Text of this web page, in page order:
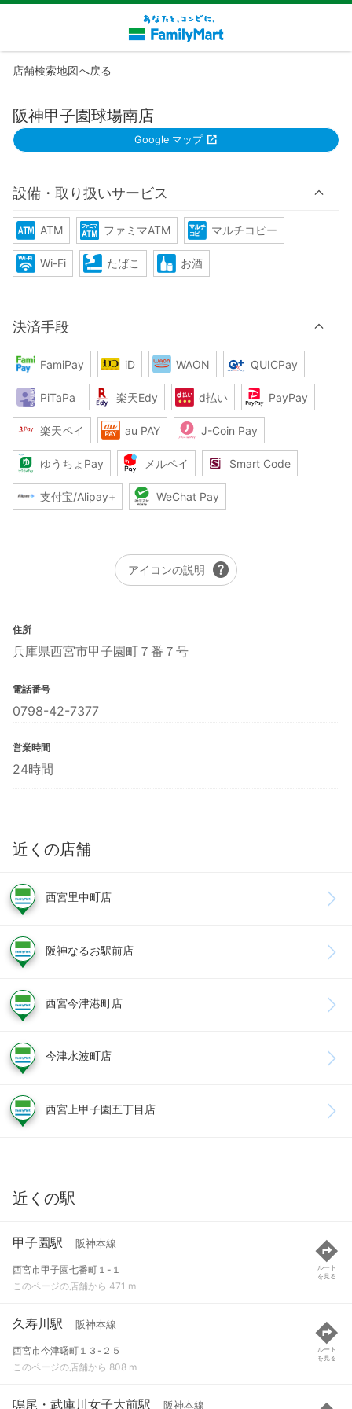
店舗検索地図へ戻る
阪神甲子園球場南店
Google マップ
設備・取り扱いサービス
ATM ファミマATM マルチコピー
Wi-Fi たばこ お酒
決済手段
FamiPay iD WAON QUICPay
PiTaPa 楽天Edy d払い PayPay
楽天ペイ au PAY J-Coin Pay
ゆうちょPay メルペイ Smart Code
支付宝/Alipay+ WeChat Pay
アイコンの説明 help
住所
兵庫県西宮市甲子園町７番７号
電話番号
0798-42-7377
営業時間
24時間
近くの店舗
西宮里中町店
阪神なるお駅前店
西宮今津港町店
今津水波町店
西宮上甲子園五丁目店
近くの駅
甲子園駅 阪神本線
西宮市甲子園七番町１-１
このページの店舗から 471 m
ルート
を見る
久寿川駅 阪神本線
西宮市今津曙町１３-２５
このページの店舗から 808 m
ルート
を見る
鳴尾・武庫川女子大前駅 阪神本線